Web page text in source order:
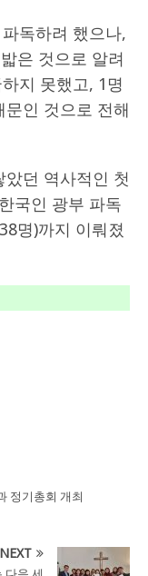
독하려 했으나,
은 것으로 알려
지 못했고, 1명
인 것으로 전해
던 역사적인 첫
국인 광부 파독
명)까지 이뤄졌
정기총회 개최
NEXT